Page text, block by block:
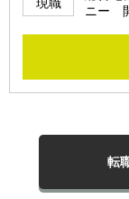
現職
ニー
転